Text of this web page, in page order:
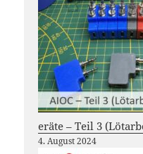
eräte – Teil 3
4. August 2024